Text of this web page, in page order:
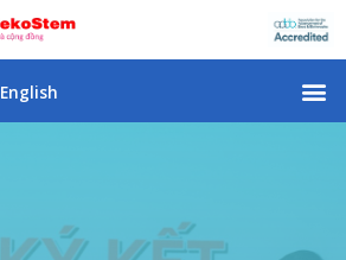
English